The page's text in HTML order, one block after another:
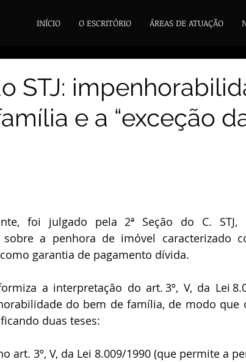
INÍCIO O ESCRITÓRIO ÁREAS DE ATUAÇÃO
STJ:
e a “exceção
foi julgado pela 2ª Seção do C. STJ,
sobre a penhora de imóvel caracterizado
garantia de pagamento dívida.
a interpretação do art. 3º, V, da Lei
do bem de família, de modo que
duas teses:
art. 3º, V, da Lei 8.009/1990 (que permite a